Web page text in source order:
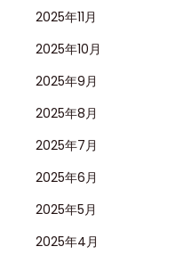
2025年11月
2025年10月
2025年9月
2025年8月
2025年7月
2025年6月
2025年5月
2025年4月